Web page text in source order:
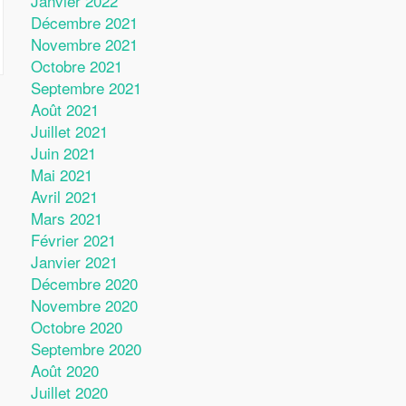
Décembre 2021
Novembre 2021
Octobre 2021
Septembre 2021
Août 2021
Juillet 2021
Juin 2021
Mai 2021
Avril 2021
Mars 2021
Février 2021
Janvier 2021
Décembre 2020
Novembre 2020
Octobre 2020
Septembre 2020
Août 2020
Juillet 2020